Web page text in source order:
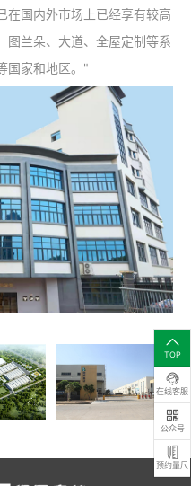
在国内外市场上已经享有较高
图兰朵、大道、全屋定制等系
国家和地区。"
TOP
在线客服
公众号
预约量尺